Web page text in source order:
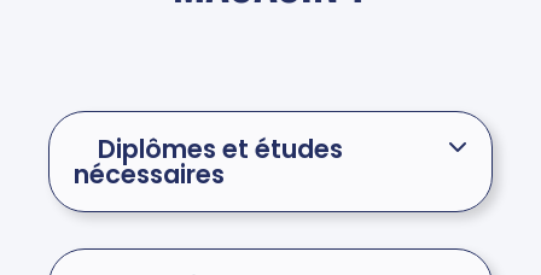
Diplômes et études
nécessaires